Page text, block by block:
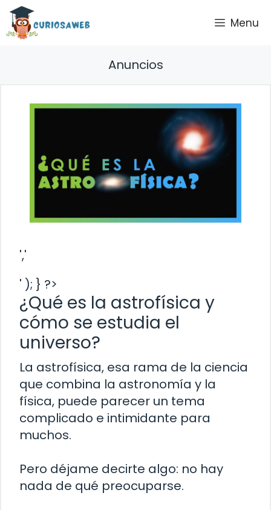
Saltar
contenido
Menu
Anuncios
','
' ); } ?>
¿Qué es la astrofísica y
cómo se estudia el
universo?
La astrofísica, esa rama de la ciencia
que combina la astronomía y la
física, puede parecer un tema
complicado e intimidante para
muchos.
Pero déjame decirte algo: no hay
nada de qué preocuparse.